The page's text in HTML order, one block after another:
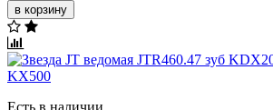
в корзину
Есть в наличии